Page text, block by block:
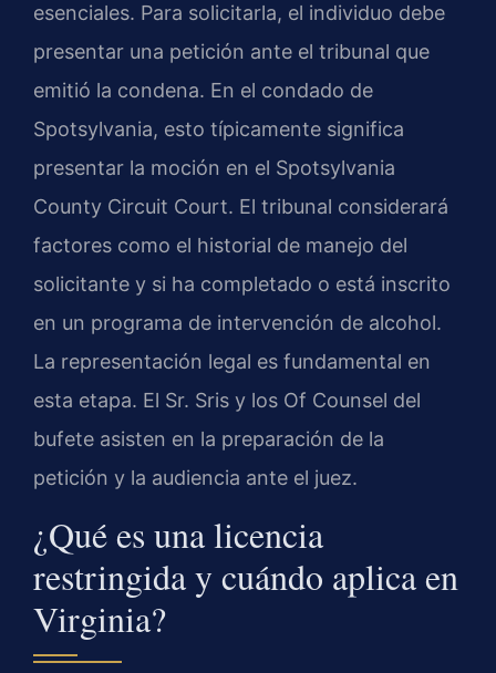
esenciales. Para solicitarla, el individuo debe
presentar una petición ante el tribunal que
emitió la condena. En el condado de
Spotsylvania, esto típicamente significa
presentar la moción en el Spotsylvania
County Circuit Court. El tribunal considerará
factores como el historial de manejo del
solicitante y si ha completado o está inscrito
en un programa de intervención de alcohol.
La representación legal es fundamental en
esta etapa. El Sr. Sris y los Of Counsel del
bufete asisten en la preparación de la
petición y la audiencia ante el juez.
¿Qué es una licencia
restringida y cuándo aplica en
Virginia?